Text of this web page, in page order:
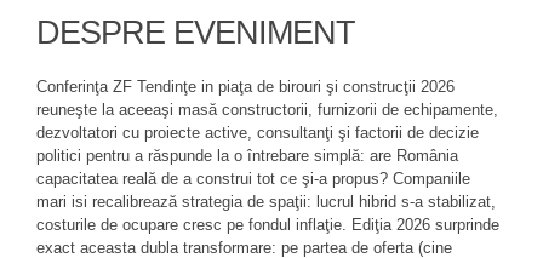
DESPRE EVENIMENT
Conferinţa ZF Tendinţe in piaţa de birouri şi construcţii 2026
reuneşte la aceeaşi masă constructorii, furnizorii de echipamente,
dezvoltatori cu proiecte active, consultanţi şi factorii de decizie
politici pentru a răspunde la o întrebare simplă: are România
capacitatea reală de a construi tot ce şi-a propus? Companiile
mari isi recalibrează strategia de spaţii: lucrul hibrid s-a stabilizat,
costurile de ocupare cresc pe fondul inflaţie. Ediţia 2026 surprinde
exact aceasta dubla transformare: pe partea de oferta (cine